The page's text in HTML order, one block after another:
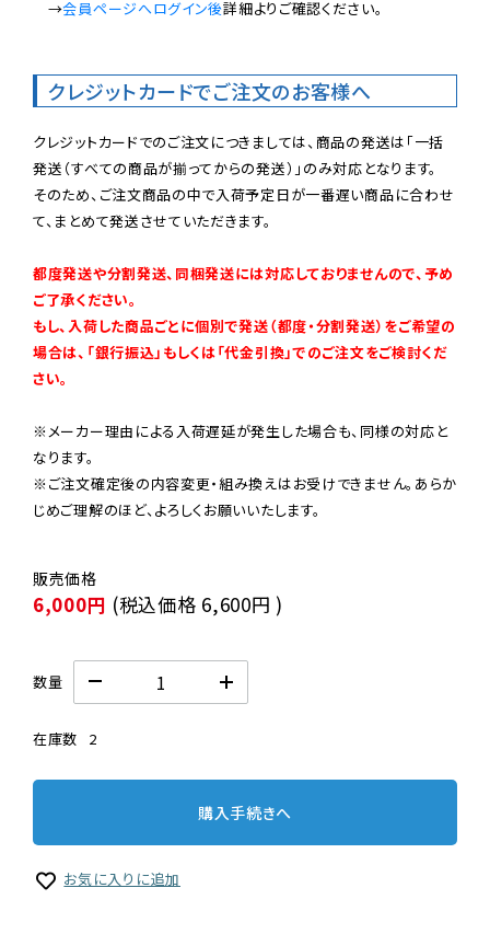
→会員ページへログイン後詳細よりご確認ください。
クレジットカードでご注文のお客様へ
クレジットカードでのご注文につきましては、商品の発送は「一括
発送（すべての商品が揃ってからの発送）」のみ対応となります。
そのため、ご注文商品の中で入荷予定日が一番遅い商品に合わせ
て、まとめて発送させていただきます。
都度発送や分割発送、同梱発送には対応しておりませんので、予め
ご了承ください。
もし、入荷した商品ごとに個別で発送（都度・分割発送）をご希望の
場合は、「銀行振込」もしくは「代金引換」でのご注文をご検討くだ
さい。
※メーカー理由による入荷遅延が発生した場合も、同様の対応と
なります。
※ご注文確定後の内容変更・組み換えはお受けできません。あらか
じめご理解のほど、よろしくお願いいたします。
6,000円 (税込価格 6,600円 )
数量
在庫数 2
購入手続きへ
お気に入りに追加